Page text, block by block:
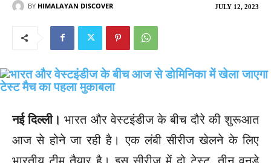
JULY 12, 2023
BY HIMALAYAN DISCOVER
नई दिल्ली। भारत और वेस्टइंडीज के बीच दौरे की शुरूआत
आज से होने जा रही है। एक लंबी सीरीज खेलने के लिए